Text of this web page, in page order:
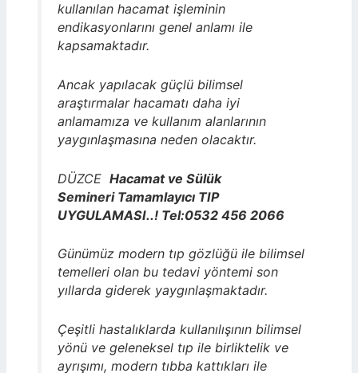
kullanılan hacamat işleminin
endikasyonlarını genel anlamı ile
kapsamaktadır.
Ancak yapılacak güçlü bilimsel
araştırmalar hacamatı daha iyi
anlamamıza ve kullanım alanlarının
yaygınlaşmasına neden olacaktır.
DÜZCE Hacamat ve Sülük
Semineri Tamamlayıcı TIP
UYGULAMASI..! Tel:0532 456 2066
Günümüz modern tıp gözlüğü ile bilimsel
temelleri olan bu tedavi yöntemi son
yıllarda giderek yaygınlaşmaktadır.
Çeşitli hastalıklarda kullanılışının bilimsel
yönü ve geleneksel tıp ile birliktelik ve
ayrışımı, modern tıbba kattıkları ile